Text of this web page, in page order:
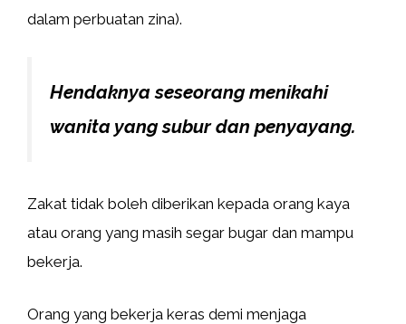
dalam perbuatan zina).
Hendaknya seseorang menikahi
wanita yang subur dan penyayang.
Zakat tidak boleh diberikan kepada orang kaya
atau orang yang masih segar bugar dan mampu
bekerja.
Orang yang bekerja keras demi menjaga